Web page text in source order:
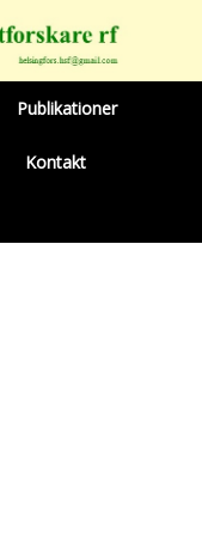
Publikationer
Kontakt